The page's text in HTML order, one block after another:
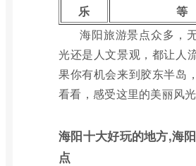
乐
等
海阳旅游景点众多，
光还是人文景观，都让人
果你有机会来到胶东半岛
看看，感受这里的美丽风光
海阳十大好玩的地方,海
点